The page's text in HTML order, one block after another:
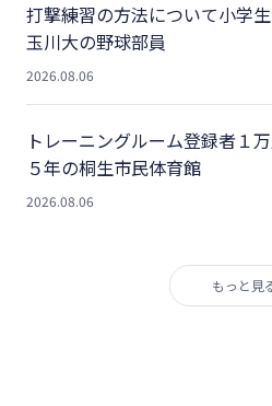
打撃練習の方法について小学
玉川大の野球部員
2026.08.06
トレーニングルーム登録者１
５年の桐生市民体育館
2026.08.06
もっと見